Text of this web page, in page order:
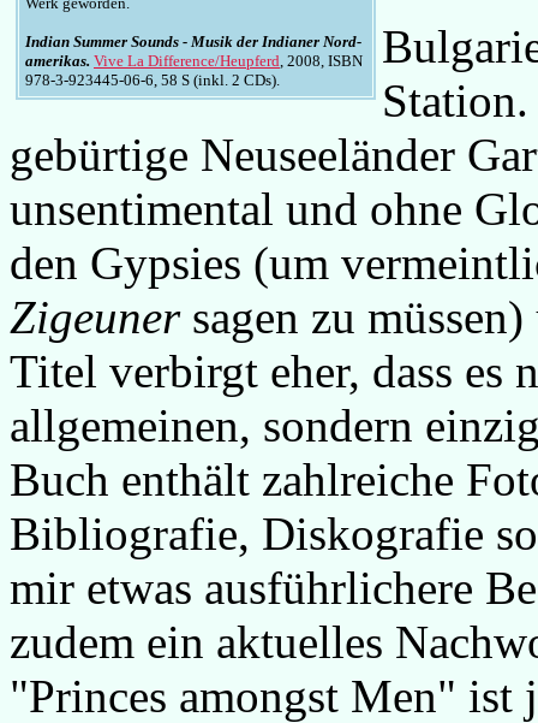
Indian Summer Sounds - Musik der Indianer Nord-
amerikas. Vive La Difference/Heupferd, 2008, ISBN
978-3-923445-06-6, 58 S (inkl. 2 CDs).
gebürtige Neuseeländer
unsentimental und ohne
den Gypsies (um
Zigeunersagen zu
Titel verbirgt eher, dass es
allgemeinen, sondern
Buch enthält zahlreiche
Bibliografie, Diskografie
mir etwas ausführlichere
zudem ein aktuelles
"Princes amongst Men" ist